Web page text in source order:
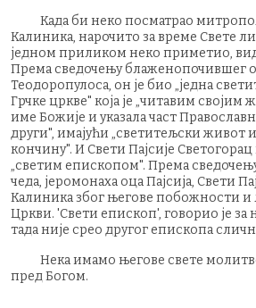
Када би неко посматрао
Калиника, нарочито за време Свете
једном приликом неко приметио,
Према сведочењу блаженопочившег
Теодоропулоса, он је био „једна
Грчке цркве" која је „читавим
име Божије и указала част
други", имајући „светитељски живот
кончину". И Свети Пајсије Светогорац
„светим епископом". Према
чеда, јеромонаха оца Пајсија, Свети
Калиника због његове побожности и
Цркви. 'Свети епископ', говорио је за
тада није срео другог епископа
Нека имамо његове свете
пред Богом.